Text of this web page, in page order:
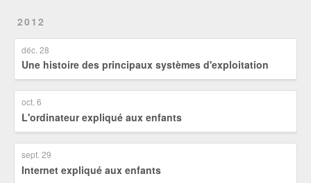
2012
déc. 28
Une histoire des principaux systèmes d'exploitation
oct. 6
L'ordinateur expliqué aux enfants
sept. 29
Internet expliqué aux enfants